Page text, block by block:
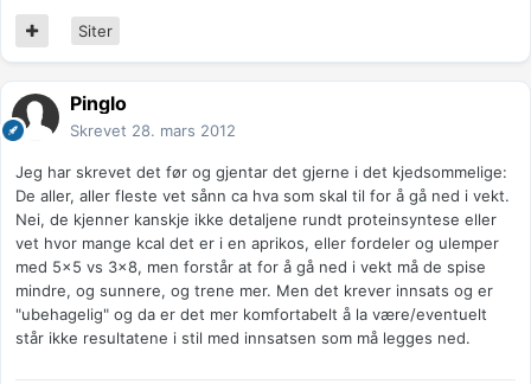
Siter
Pinglo
Skrevet 28. mars 2012
Jeg har skrevet det før og gjentar det gjerne i det kjedsommelige:
De aller, aller fleste vet sånn ca hva som skal til for å gå ned i vekt.
Nei, de kjenner kanskje ikke detaljene rundt proteinsyntese eller
vet hvor mange kcal det er i en aprikos, eller fordeler og ulemper
med 5x5 vs 3x8, men forstår at for å gå ned i vekt må de spise
mindre, og sunnere, og trene mer. Men det krever innsats og er
"ubehagelig" og da er det mer komfortabelt å la være/eventuelt
står ikke resultatene i stil med innsatsen som må legges ned.